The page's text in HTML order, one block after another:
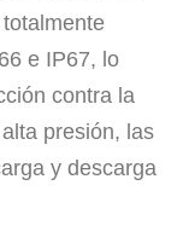
e IP67, lo
contra la
presión, las
y descarga